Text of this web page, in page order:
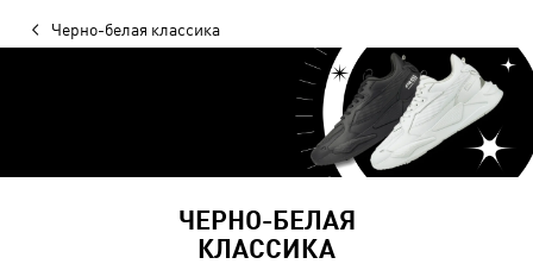
Черно-белая классика
ЧЕРНО-БЕЛАЯ
КЛАССИКА